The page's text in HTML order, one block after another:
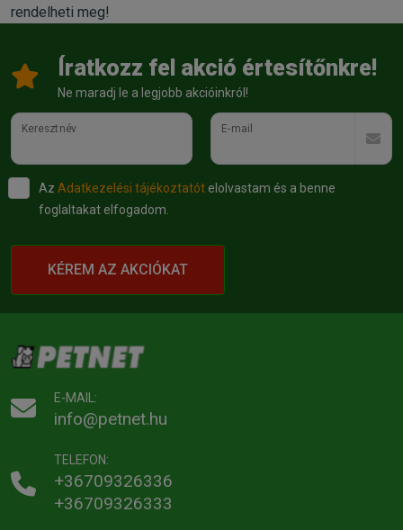
rendelheti meg!
Íratkozz fel akció értesítőnkre!
Ne maradj le a legjobb akcióinkról!
Keresztnév E-mail
Az Adatkezelési tájékoztatót elolvastam és a benne
foglaltakat elfogadom.
KÉREM AZ AKCIÓKAT
E-MAIL:
info@petnet.hu
TELEFON:
+36709326336
+36709326333